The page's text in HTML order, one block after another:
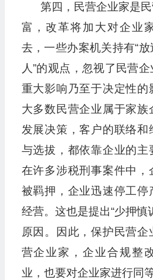
第四，民营企业家是
富，改革将加大对企业
去，一些办案机关持有“
人”的观点，忽视了民营
重大影响乃至于决定性的
大多数民营企业属于家
发展决策，客户的联络
与选拔，都依靠企业的主
在许多涉税刑事案件中，
被羁押，企业迅速停工停
经营。这也是提出“少押慎
原因。因此，保护民营企
营企业家，企业合规整
业，也要对企业家进行同